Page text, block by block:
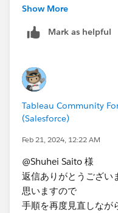
し、前年度を2022/4/
た。もう少し調べてみ
今回は上記の方法を
ればご教示いただけま
Show More
Mark as helpful
Tableau Community
(Salesforce)
Feb 21, 2024, 12:22 AM
@Shuhei Saito 様
返信ありがとうござい
思いますので
手順を再度見直しなが